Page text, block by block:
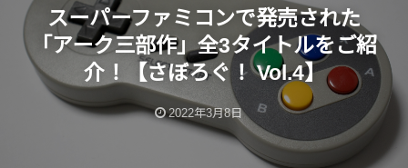
スーパーファミコンで発売された
「アーク三部作」全3タイトルをご紹
介！【さぼろぐ！ Vol.4】
2022年3月8日